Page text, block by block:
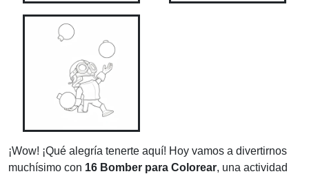
¡Wow! ¡Qué alegría tenerte aquí! Hoy vamos a divertirnos
muchísimo con 16 Bomber para Colorear, una actividad